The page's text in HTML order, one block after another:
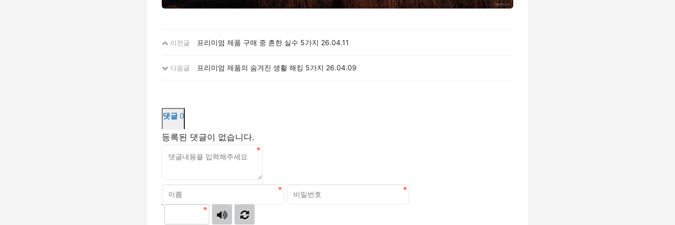
이전글 프리미엄 제품 구매 중 흔한 실수 5가지 26.04.11
다음글 프리미엄 제품의 숨겨진 생활 해킹 5가지 26.04.09
댓글 0
등록된 댓글이 없습니다.